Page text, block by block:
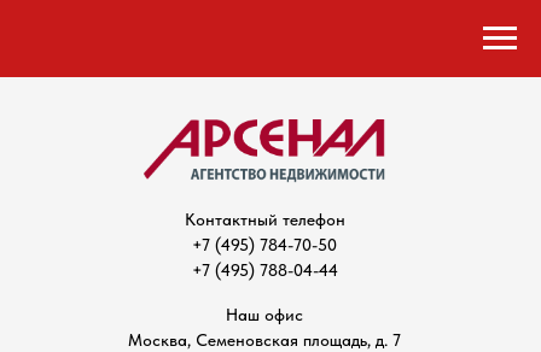
Контактный телефон
+7 (495) 784-70-50
+7 (495) 788-04-44
Наш офис
Москва, Семеновская площадь, д. 7